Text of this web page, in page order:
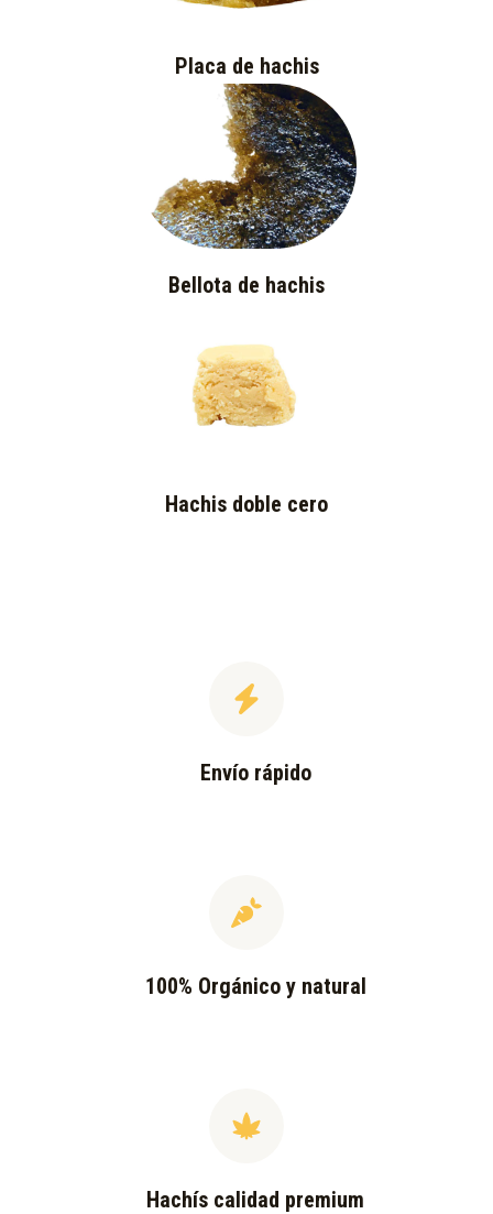
Placa de hachis
Bellota de hachis
Hachis doble cero
Envío rápido
100% Orgánico y natural
Hachís calidad premium